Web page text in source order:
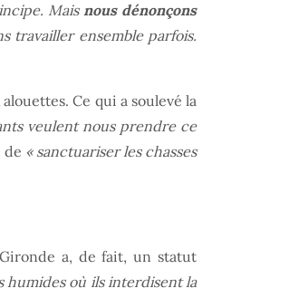
Mais nous dénonçons
travailler ensemble parfois.
Ce qui a soulevé la
veulent nous prendre ce
de « sanctuariser les chasses
a, de fait, un statut
humides où ils interdisent la